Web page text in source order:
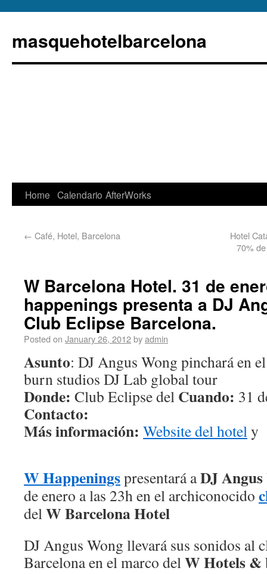
masquehotelbarcelona
Home Calendario AfterWorks
← Café, Hotel, Barcelona
Hotel
70%
W Barcelona Hotel. 31 de
happenings presenta a DJ
Club Eclipse Barcelona.
Posted on January 26, 2012byadmin
Asunto: DJ Angus Wong pinchará en
burn studios DJ Lab global tour
Donde: Club Eclipse del Cuando: 31
Contacto:
Más información: Website del hotely
W Happeningspresentará aDJ
de enero a las 23h en el archiconocido
delW Barcelona Hotel
DJ Angus Wong llevará sus sonidos al
Barcelona en el marco delW Hotels &